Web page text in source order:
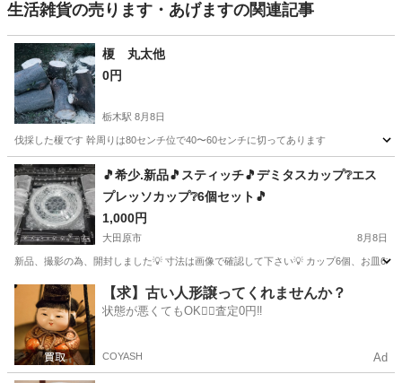
生活雑貨の売ります・あげますの関連記事
榎 丸太他
0円
栃木駅 8月8日
伐採した榎です 幹周りは80センチ位で40〜60センチに切ってあります
栃木 栃木市 栃木駅 家庭用品
🎵希少.新品🎵スティッチ🎵デミタスカップ❔エス
プレッソカップ❔6個セット🎵
1,000円
大田原市 8月8日
新品、撮影の為、開封しました💡 寸法は画像で確認して下さい💡 カップ6個、お皿6
栃木 大田原市 食器 ティーカップ
【求】古い人形譲ってくれませんか？
状態が悪くてもOK🙆‍♀️査定0円‼️
COYASH Ad